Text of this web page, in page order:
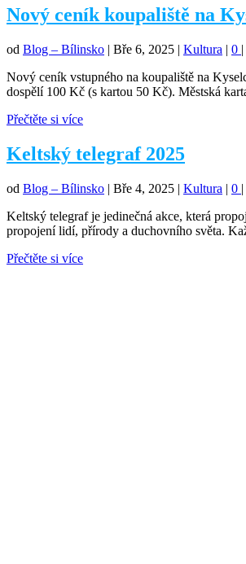
Nový ceník koupaliště na
od Blog – Bílinsko | Bře 6, 2025 | Kultura | 0 |
Nový ceník vstupného na koupaliště na
dospělí 100 Kč (s kartou 50 Kč). Městská
Přečtěte si více
Keltský telegraf 2025
od Blog – Bílinsko | Bře 4, 2025 | Kultura | 0 |
Keltský telegraf je jedinečná akce, která
propojení lidí, přírody a duchovního světa.
Přečtěte si více